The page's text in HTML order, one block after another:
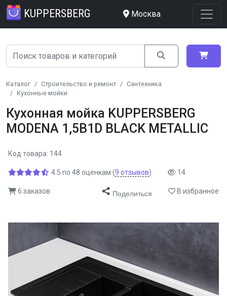
KUPPERSBERG Москва
Каталог Строительство и ремонт
Сантехника
Кухонные мойки
Кухонная мойка KUPPERSBERG
MODENA 1,5B1D BLACK METALLIC
Код товара: 144
4.5 по 48 оценкам (9 отзывов) 14
6 заказов Поделиться В избранное